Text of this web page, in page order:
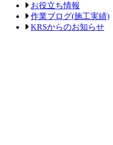
お役立ち情報
作業ブログ(施工実績)
KRSからのお知らせ